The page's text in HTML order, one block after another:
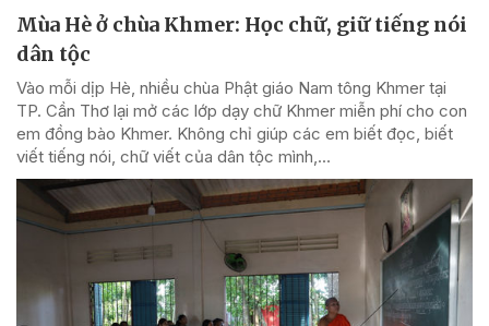
Mùa Hè ở chùa Khmer: Học chữ, giữ tiếng nói
dân tộc
Vào mỗi dịp Hè, nhiều chùa Phật giáo Nam tông Khmer tại
TP. Cần Thơ lại mở các lớp dạy chữ Khmer miễn phí cho con
em đồng bào Khmer. Không chỉ giúp các em biết đọc, biết
viết tiếng nói, chữ viết của dân tộc mình,...